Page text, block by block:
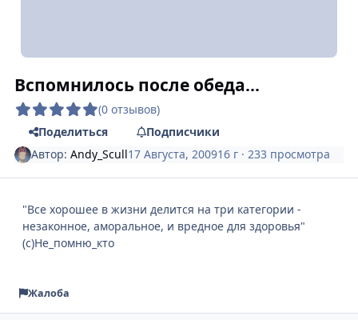
Вспомнилось после обеда...
(0 отзывов)
Поделиться
Подписчики
Автор:Andy_Scull17 Августа, 200916 г · 233 просмотра
"Все хорошее в жизни делится на три категории -
незаконное, аморальное, и вредное для здоровья"
(с)Не_помню_кто
Жалоба